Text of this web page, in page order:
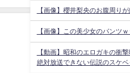
【画像】櫻井梨央のお腹周り
【画像】この美少女のパンツ
【動画】昭和のエロガキの衝
絶対放送できない伝説のスケベ